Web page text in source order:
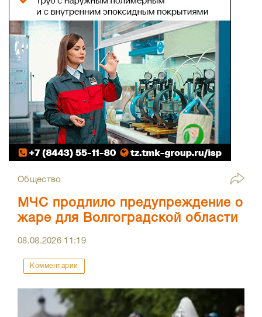
Общество
МЧС продлило предупреждение о
жаре для Волгоградской области
08.08.2026 11:19
Комментарии